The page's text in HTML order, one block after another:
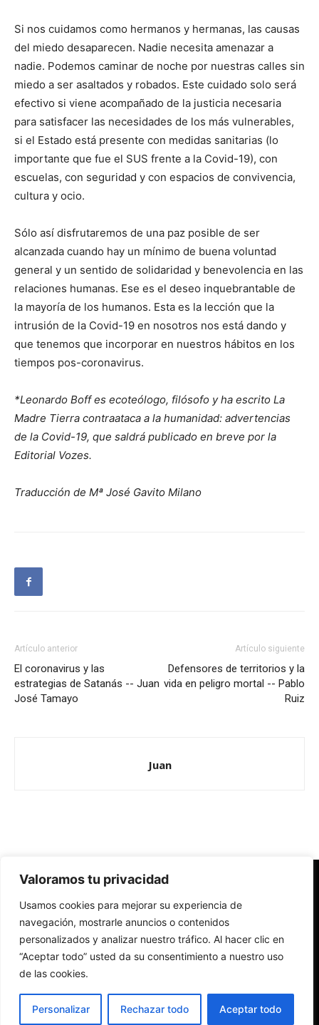
Valoramos tu privacidad
Usamos cookies para mejorar su experiencia de
navegación, mostrarle anuncios o contenidos
personalizados y analizar nuestro tráfico. Al hacer clic en
“Aceptar todo” usted da su consentimiento a nuestro uso
de las cookies.
Personalizar Rechazar todo Aceptar todo
Si nos cuidamos como hermanos y hermanas, las causas
del miedo desaparecen. Nadie necesita amenazar a
nadie. Podemos caminar de noche por nuestras calles sin
miedo a ser asaltados y robados. Este cuidado solo será
efectivo si viene acompañado de la justicia necesaria
para satisfacer las necesidades de los más vulnerables,
si el Estado está presente con medidas sanitarias (lo
importante que fue el SUS frente a la Covid-19), con
escuelas, con seguridad y con espacios de convivencia,
cultura y ocio.
Sólo así disfrutaremos de una paz posible de ser
alcanzada cuando hay un mínimo de buena voluntad
general y un sentido de solidaridad y benevolencia en las
relaciones humanas. Ese es el deseo inquebrantable de
la mayoría de los humanos. Esta es la lección que la
intrusión de la Covid-19 en nosotros nos está dando y
que tenemos que incorporar en nuestros hábitos en los
tiempos pos-coronavirus.
*Leonardo Boff es ecoteólogo, filósofo y ha escrito La
Madre Tierra contraataca a la humanidad: advertencias
de la Covid-19, que saldrá publicado en breve por la
Editorial Vozes.
Traducción de Mª José Gavito Milano
Artículo anterior
El coronavirus y las
estrategias de Satanás -- Juan
José Tamayo
Artículo siguiente
Defensores de territorios y la
vida en peligro mortal -- Pablo
Ruiz
Juan
Redes Cristianas
Una mirada alternativa sobre la Iglesia católica y la sociedad
- Colectivos de Redes Cristianas